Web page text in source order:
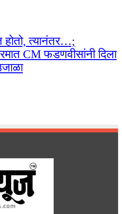
होतो, त्यानंतर…;
CM फडणवीसांनी दिला